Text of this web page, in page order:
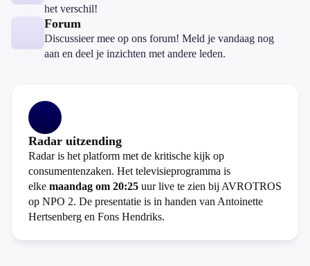
het verschil!
Forum
Discussieer mee op ons forum! Meld je vandaag nog
aan en deel je inzichten met andere leden.
Radar uitzending
Radar is het platform met de kritische kijk op
consumentenzaken. Het televisieprogramma is
elke maandag om 20:25 uur live te zien bij AVROTROS
op NPO 2. De presentatie is in handen van Antoinette
Hertsenberg en Fons Hendriks.